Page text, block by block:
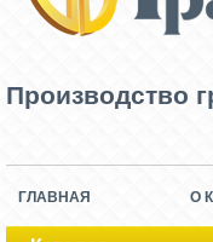
Производство
ГЛАВНАЯ О